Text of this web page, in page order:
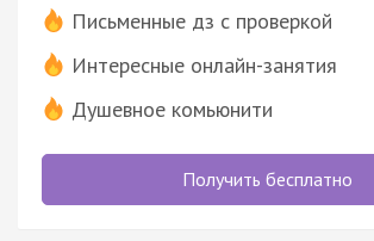
Письменные дз с проверкой
Интересные онлайн-занятия
Душевное комьюнити
Получить бесплатно